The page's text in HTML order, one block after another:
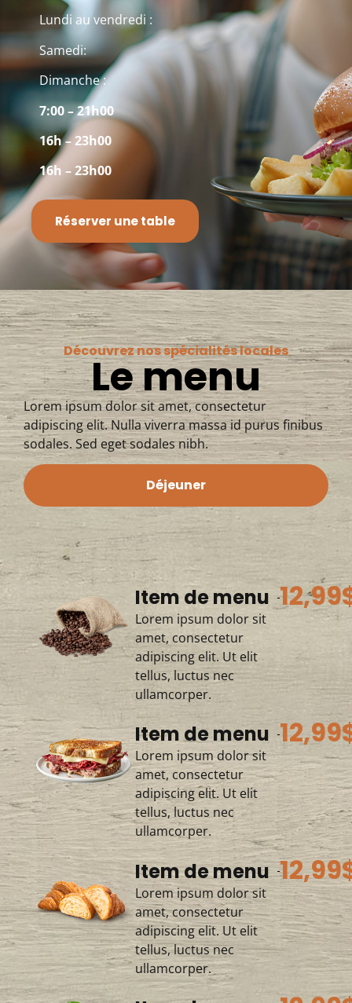
Lundi au vendredi :
Samedi:
Dimanche :
7:00 – 21h00
16h – 23h00
16h – 23h00
Réserver une table
Découvrez nos spécialités locales
Le menu
Lorem ipsum dolor sit amet, consectetur
adipiscing elit. Nulla viverra massa id purus finibus
sodales. Sed eget sodales nibh.
Déjeuner
Item de menu
Lorem ipsum dolor sit
amet, consectetur
adipiscing elit. Ut elit
tellus, luctus nec
ullamcorper.
Item de menu
Lorem ipsum dolor sit
amet, consectetur
adipiscing elit. Ut elit
tellus, luctus nec
ullamcorper.
Item de menu
Lorem ipsum dolor sit
amet, consectetur
adipiscing elit. Ut elit
tellus, luctus nec
ullamcorper.